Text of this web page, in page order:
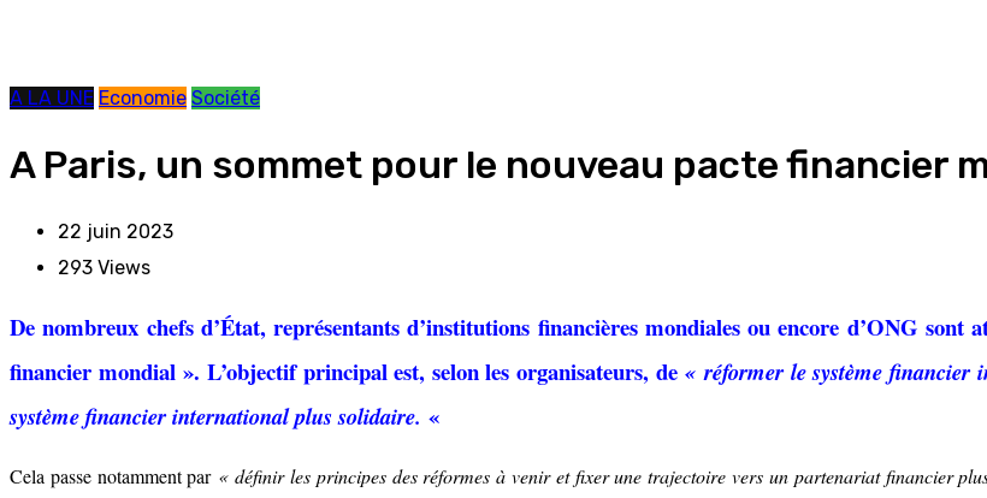
A LA UNE Economie Société
A Paris, un sommet pour le nouveau pacte financier
22 juin 2023
293 Views
De nombreux chefs d’État, représentants d’institutions financières mondiales ou encore d’ONG
financier mondial ». L’objectif principal est, selon les organisateurs, de« réformer le système financier
système financier international plus solidaire. «
Cela passe notamment par « définir les principes des réformes à venir et fixer une trajectoire vers un partenariat financier